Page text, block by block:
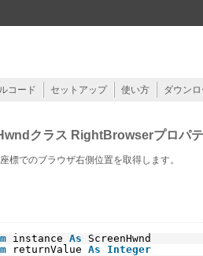
コード セットアップ 使い方 ダウン
クラス RightBrowserプロパ
標でのブラウザ右側位置を取得します。
instance As
ScreenHwnd
returnValue As
Integer